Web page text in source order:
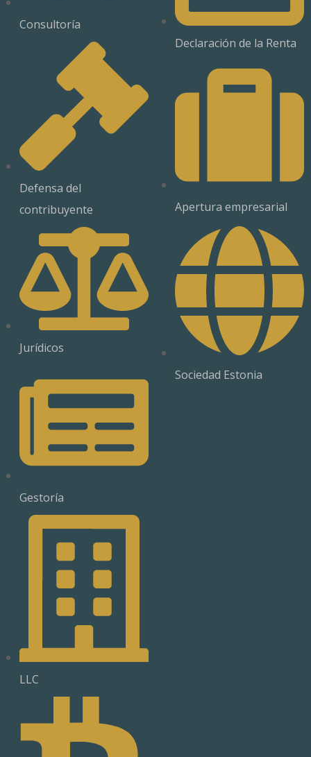
Consultoría
Defensa del
contribuyente
Jurídicos
Gestoría
LLC
Declaración de la Renta
Apertura empresarial
Sociedad Estonia